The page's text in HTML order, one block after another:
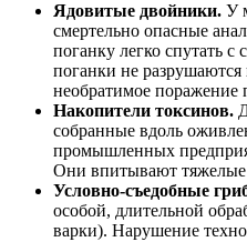
Ядовитые двойники. У
смертельно опасные
поганку легко спутать
поганки не
необратимое поражение
Накопители токсинов.
собранные вдоль
промышленных
Они впитывают
Условно-съедобные
особой, длительной
варки). Нарушение